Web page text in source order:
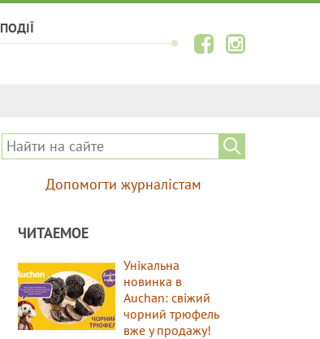
ПОДІЇ
Допомогти журналістам
ЧИТАЕМОЕ
Унікальна
новинка в
Auchan: свіжий
чорний трюфель
вже у продажу!